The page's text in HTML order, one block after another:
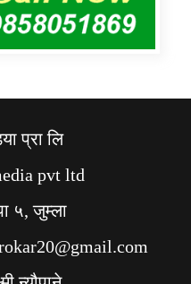
प्रा लि
pvt ltd
५, जुम्ला